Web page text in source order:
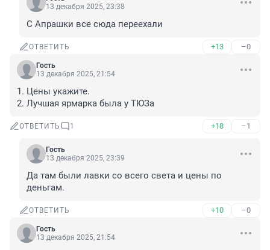
13 декабря 2025, 23:38
С Апрашки все сюда переехали
ОТВЕТИТЬ +13 –0
Гость
13 декабря 2025, 21:54
1. Цены укажите.
2. Лучшая ярмарка была у ТЮЗа
ОТВЕТИТЬ 1 +18 –1
Гость
13 декабря 2025, 23:39
Да там были лавки со всего света и цены по
деньгам.
ОТВЕТИТЬ +10 –0
Гость
13 декабря 2025, 21:54